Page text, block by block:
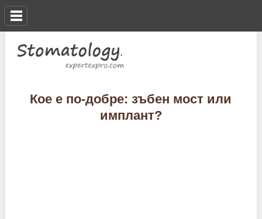
Кое е по-добре: зъбен мост или
имплант?